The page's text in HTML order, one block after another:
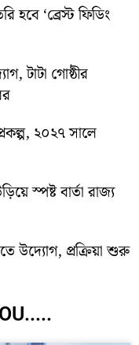
হবে ‘ব্রেস্ট ফিডিং
টাটা গোষ্ঠীর
২০২৭ সালে
স্পষ্ট বার্তা রাজ্য
উদ্যোগ, প্রক্রিয়া শুরু